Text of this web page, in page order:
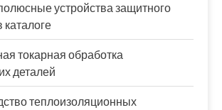
устройства защитного
токарная обработка
деталей
теплоизоляционных